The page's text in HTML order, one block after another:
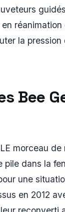
en
la pression
Bee
morceau de
pile dans la
une
en 2012